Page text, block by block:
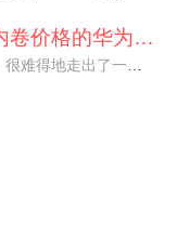
不要伤了余承东的心！不内卷价格的华为，弥足珍贵！